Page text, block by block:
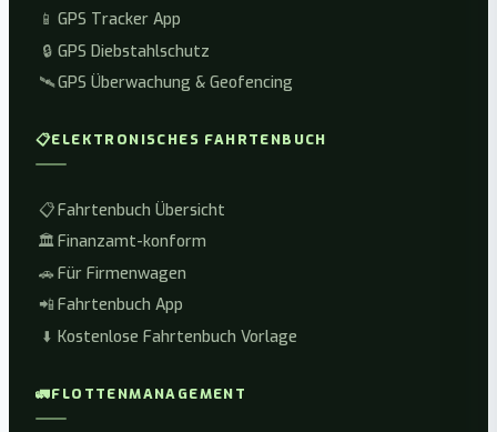
📱 GPS Tracker App
🔒 GPS Diebstahlschutz
🛰️GPS Überwachung & Geofencing
📋ELEKTRONISCHES FAHRTENBUCH
📋Fahrtenbuch Übersicht
🏛️Finanzamt-konform
🚗 Für Firmenwagen
📲 Fahrtenbuch App
⬇️ Kostenlose Fahrtenbuch Vorlage
🚛FLOTTENMANAGEMENT